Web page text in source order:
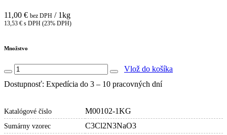
11,00 € bez DPH / 1kg
13,53 € s DPH (23% DPH)
Množstvo
Vlož do košíka
Dostupnosť: Expedícia do 3 – 10 pracovných dní
Katalógové číslo M00102-1KG
Sumárny vzorec C3Cl2N3NaO3